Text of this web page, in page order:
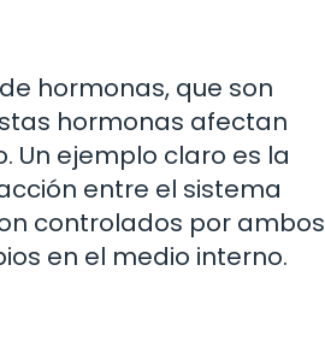
hormonas, que son
hormonas afectan
Un ejemplo claro es la
entre el sistema
controlados por ambos
en el medio interno.